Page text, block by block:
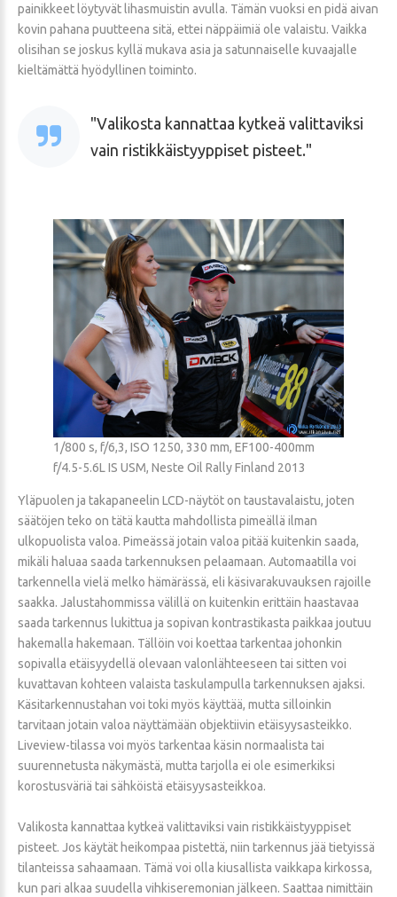
painikkeet löytyvät lihasmuistin avulla. Tämän vuoksi en pidä aivan
kovin pahana puutteena sitä, ettei näppäimiä ole valaistu. Vaikka
olisihan se joskus kyllä mukava asia ja satunnaiselle kuvaajalle
kieltämättä hyödyllinen toiminto.
Valikosta kannattaa kytkeä valittaviksi
vain ristikkäistyyppiset pisteet.
1/800 s, f/6,3, ISO 1250, 330 mm, EF100-400mm
f/4.5-5.6L IS USM, Neste Oil Rally Finland 2013
Yläpuolen ja takapaneelin LCD-näytöt on taustavalaistu, joten
säätöjen teko on tätä kautta mahdollista pimeällä ilman
ulkopuolista valoa. Pimeässä jotain valoa pitää kuitenkin saada,
mikäli haluaa saada tarkennuksen pelaamaan. Automaatilla voi
tarkennella vielä melko hämärässä, eli käsivarakuvauksen rajoille
saakka. Jalustahommissa välillä on kuitenkin erittäin haastavaa
saada tarkennus lukittua ja sopivan kontrastikasta paikkaa joutuu
hakemalla hakemaan. Tällöin voi koettaa tarkentaa johonkin
sopivalla etäisyydellä olevaan valonlähteeseen tai sitten voi
kuvattavan kohteen valaista taskulampulla tarkennuksen ajaksi.
Käsitarkennustahan voi toki myös käyttää, mutta silloinkin
tarvitaan jotain valoa näyttämään objektiivin etäisyysasteikko.
Liveview-tilassa voi myös tarkentaa käsin normaalista tai
suurennetusta näkymästä, mutta tarjolla ei ole esimerkiksi
korostusväriä tai sähköistä etäisyysasteikkoa.
Valikosta kannattaa kytkeä valittaviksi vain ristikkäistyyppiset
pisteet. Jos käytät heikompaa pistettä, niin tarkennus jää tietyissä
tilanteissa sahaamaan. Tämä voi olla kiusallista vaikkapa kirkossa,
kun pari alkaa suudella vihkiseremonian jälkeen. Saattaa nimittäin